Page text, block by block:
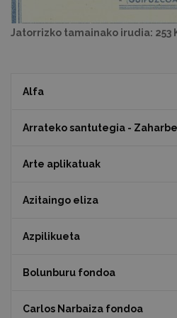
Jatorrizko tamainako irudia: 253
Alfa
Arrateko santutegia -
Arte aplikatuak
Azitaingo eliza
Azpilikueta
Bolunburu fondoa
Carlos Narbaiza fondoa